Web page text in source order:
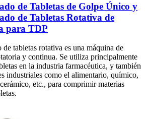
de Tabletas de Golpe Único y
de Tabletas Rotativa de
para TDP
tabletas rotativa es una máquina de
y continua. Se utiliza principalmente
en la industria farmacéutica, y también
industriales como el alimentario, químico,
etc., para comprimir materias